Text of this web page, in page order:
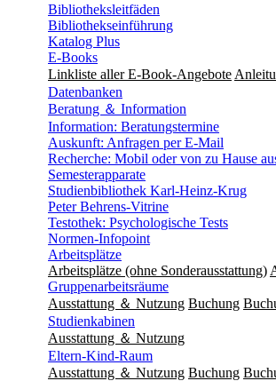
Bibliotheksleitfäden
Bibliothekseinführung
Katalog Plus
E-Books
Linkliste aller E-Book-Angebote
Datenbanken
Beratung ＆ Information
Information: Beratungstermine
Auskunft: Anfragen per E-Mail
Recherche: Mobil oder von zu Hause
Semesterapparate
Studienbibliothek Karl-Heinz-Krug
Peter Behrens-Vitrine
Testothek: Psychologische Tests
Normen-Infopoint
Arbeitsplätze
Arbeitsplätze (ohne Sonderausstattung)
Gruppenarbeitsräume
Ausstattung ＆ Nutzung Buchung
Studienkabinen
Ausstattung ＆ Nutzung
Eltern-Kind-Raum
Ausstattung ＆ Nutzung Buchung